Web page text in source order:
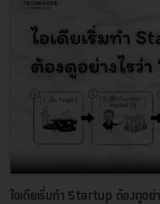
ไอเดียเริ่มทำ Startup ต้องดูอย่